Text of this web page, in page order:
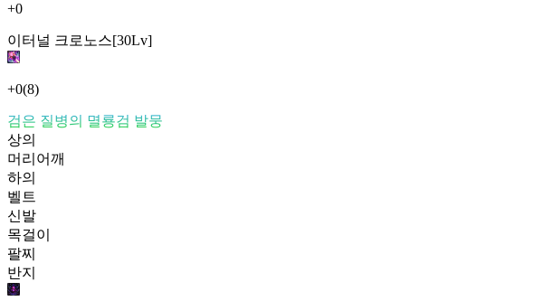
+0
이터널 크로노스[30Lv]
+0(8)
검은 질병의 멸룡검 발뭉
상의
머리어깨
하의
벨트
신발
목걸이
팔찌
반지